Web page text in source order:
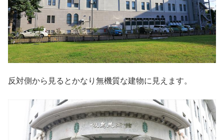
反対側から見るとかなり無機質な建物に見えます。